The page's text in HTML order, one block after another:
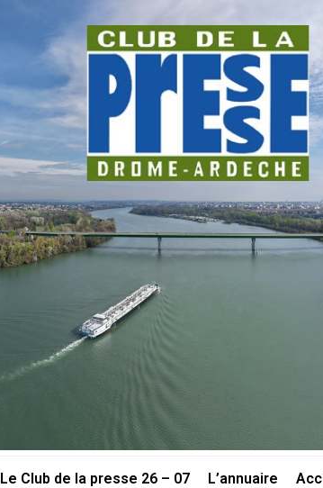
Le Club de la presse 26 – 07 L’annuaire